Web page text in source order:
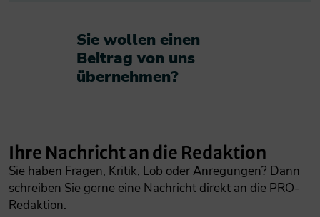
Sie wollen einen
Beitrag von uns
übernehmen?​
Ihre Nachricht an die Redaktion
Sie haben Fragen, Kritik, Lob oder Anregungen? Dann
schreiben Sie gerne eine Nachricht direkt an die PRO-
Redaktion.